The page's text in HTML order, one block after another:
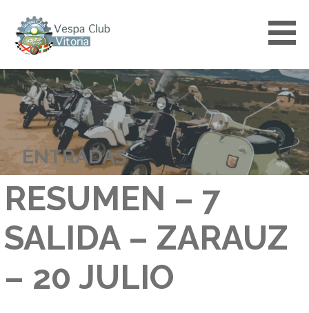
contenido
VESPACLUBVITORIA
ENTRADAS
RESUMEN – 7
SALIDA – ZARAUZ
– 20 JULIO